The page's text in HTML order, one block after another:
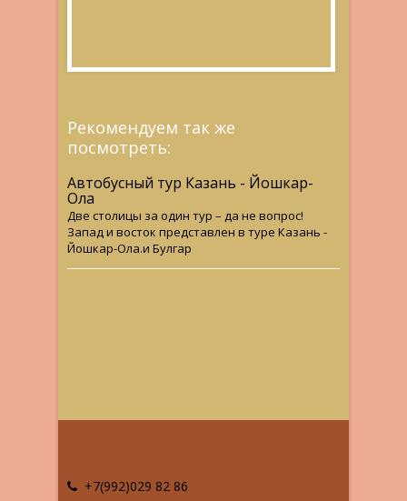
Рекомендуем так же
посмотреть:
Автобусный тур Казань - Йошкар-
Ола
Две столицы за один тур – да не вопрос!
Запад и восток представлен в туре Казань -
Йошкар-Ола.и Булгар
+7(992)029 82 86